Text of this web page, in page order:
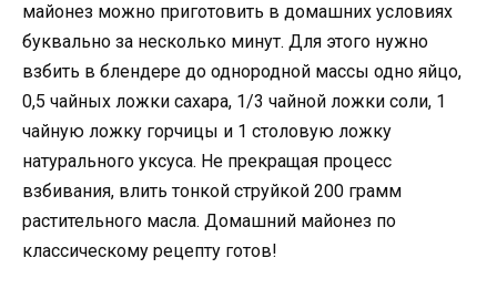
майонез можно приготовить в домашних условиях
буквально за несколько минут. Для этого нужно
взбить в блендере до однородной массы одно яйцо,
0,5 чайных ложки сахара, 1/3 чайной ложки соли, 1
чайную ложку горчицы и 1 столовую ложку
натурального уксуса. Не прекращая процесс
взбивания, влить тонкой струйкой 200 грамм
растительного масла. Домашний майонез по
классическому рецепту готов!